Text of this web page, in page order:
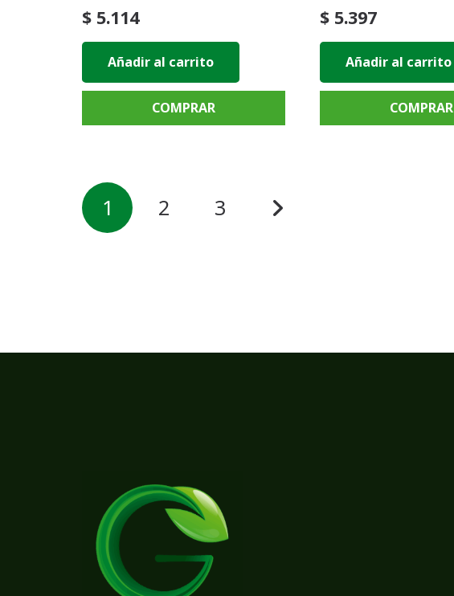
$ 5.114
Añadir al carrito
COMPRAR
$5.397
Añadir al carrito
COMPRAR
Paginación
de
1 2 3